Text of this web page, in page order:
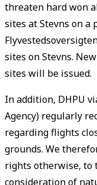
threaten hard won
sites at Stevns on a
sites on Stevns.
sites will be issued.
In addition, DHPU
Agency) regularly
regarding flights
grounds. We
rights otherwise, to
consideration of